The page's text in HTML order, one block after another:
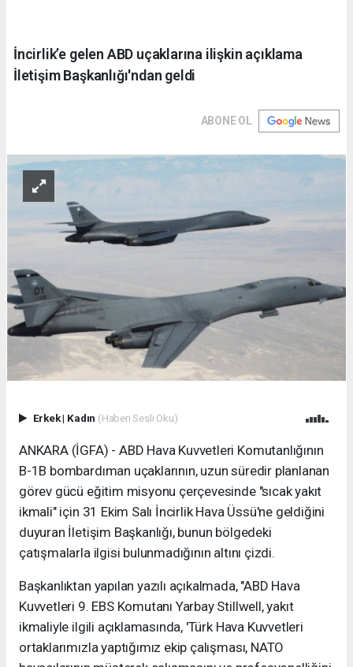
İncirlik’e gelen ABD uçaklarına ilişkin açıklama
İletişim Başkanlığı'ndan geldi
ABONE OL
Erkek| Kadın (Haberi Sesli Oku)
ANKARA (İGFA) - ABD Hava Kuvvetleri Komutanlığının
B-1B bombardıman uçaklarının, uzun süredir planlanan
görev gücü eğitim misyonu çerçevesinde "sıcak yakıt
ikmali" için 31 Ekim Salı İncirlik Hava Üssü'ne geldiğini
duyuran İletişim Başkanlığı, bunun bölgedeki
çatışmalarla ilgisi bulunmadığının altını çizdi.
Başkanlıktan yapılan yazılı açıkalmada, "ABD Hava
Kuvvetleri 9. EBS Komutanı Yarbay Stillwell, yakıt
ikmaliyle ilgili açıklamasında, 'Türk Hava Kuvvetleri
ortaklarımızla yaptığımız ekip çalışması, NATO